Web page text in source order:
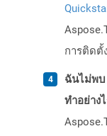
การติดตั้
ฉันไม่พบ
ทำอย่าง